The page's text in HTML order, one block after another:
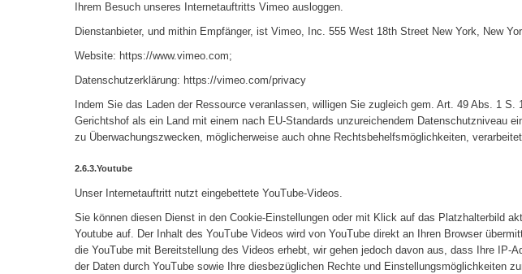
Ihrem Besuch unseres Internetauftritts Vimeo ausloggen.
Dienstanbieter, und mithin Empfänger, ist Vimeo, Inc. 555 West 18th Street New York, New
Website: https://www.vimeo.com;
Datenschutzerklärung: https://vimeo.com/privacy
Indem Sie das Laden der Ressource veranlassen, willigen Sie zugleich gem. Art. 49 Abs. 1
Gerichtshof als ein Land mit einem nach EU-Standards unzureichendem Datenschutzniveau
zu Überwachungszwecken, möglicherweise auch ohne Rechtsbehelfsmöglichkeiten,
2.6.3.Youtube
Unser Internetauftritt nutzt eingebettete YouTube-Videos.
Sie können diesen Dienst in den Cookie-Einstellungen oder mit Klick auf das Platzhalterbild
Youtube auf. Der Inhalt des YouTube Videos wird von YouTube direkt an Ihren Browser
die YouTube mit Bereitstellung des Videos erhebt, wir gehen jedoch davon aus, dass Ihre IP-
der Daten durch YouTube sowie Ihre diesbezüglichen Rechte und Einstellungsmöglichkeiten